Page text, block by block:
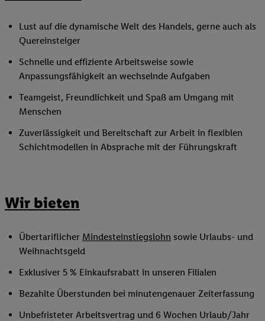
Lust auf die dynamische Welt des Handels, gerne auch als
Quereinsteiger
Schnelle und effiziente Arbeitsweise sowie
Anpassungsfähigkeit an wechselnde Aufgaben
Teamgeist, Freundlichkeit und Spaß am Umgang mit
Menschen
Zuverlässigkeit und Bereitschaft zur Arbeit in flexiblen
Schichtmodellen in Absprache mit der Führungskraft
Wir bieten
Übertariflicher Mindesteinstiegslohn sowie Urlaubs- und
Weihnachtsgeld
Exklusiver 5 % Einkaufsrabatt in unseren Filialen
Bezahlte Überstunden bei minutengenauer Zeiterfassung
Unbefristeter Arbeitsvertrag und 6 Wochen Urlaub/Jahr